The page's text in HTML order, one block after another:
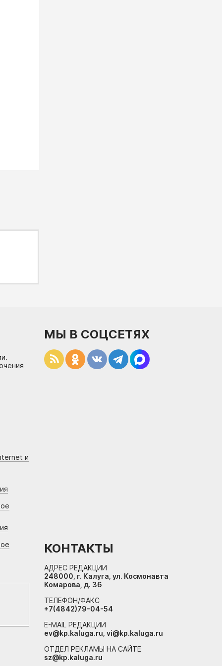
и
МЫ В СОЦСЕТЯХ
КОНТАКТЫ
АДРЕС РЕДАКЦИИ
248000, г. Калуга, ул. Космонавта
Комарова, д. 36
ТЕЛЕФОН/ФАКС
+7(4842)79-04-54
E-MAIL РЕДАКЦИИ
ev@kp.kaluga.ru, vi@kp.kaluga.ru
ОТДЕЛ РЕКЛАМЫ НА САЙТЕ
sz@kp.kaluga.ru